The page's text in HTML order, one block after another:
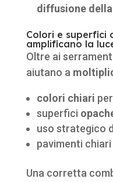
diffusione
Colori e superfici
amplificano la
Oltre ai
aiutano a
colori chiari
superfici
uso strategico
pavimenti
Una corretta